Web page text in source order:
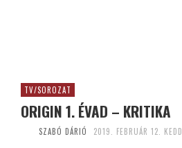
TV/SOROZAT
ORIGIN 1. ÉVAD – KRITIKA
SZABÓ DÁRIÓ 2019. FEBRUÁR 12. KEDD